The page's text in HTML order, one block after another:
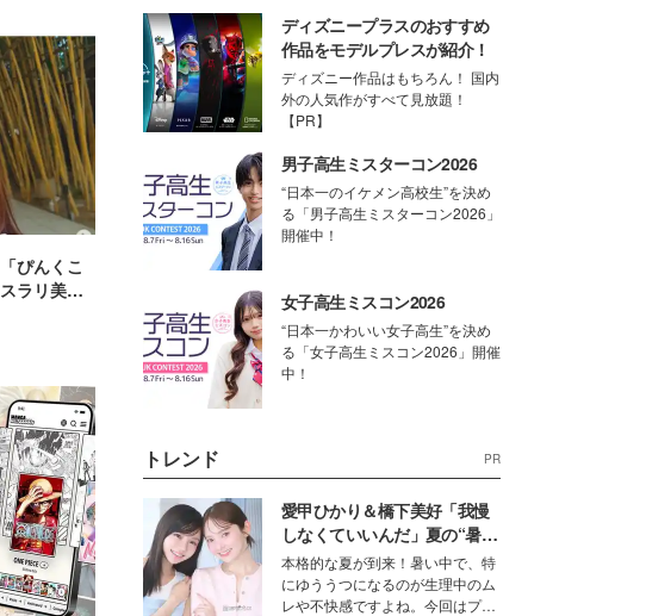
ぴんくこ
ラリ美脚
「お人形
ディズニープラスのおすすめ
作品をモデルプレスが紹介！
ディズニー作品はもちろん！ 国内
外の人気作がすべて見放題！
【PR】
男子高生ミスターコン2026
“日本一のイケメン高校生”を決め
る「男子高生ミスターコン2026」
開催中！
女子高生ミスコン2026
“日本一かわいい女子高生”を決め
る「女子高生ミスコン2026」開催
中！
トレンド PR
愛甲ひかり＆橋下美好「我慢
しなくていいんだ」夏の“暑さ
対策”の新しい選択肢とは？
本格的な夏が到来！暑い中で、特
にゆううつになるのが生理中のム
レや不快感ですよね。今回はプラ